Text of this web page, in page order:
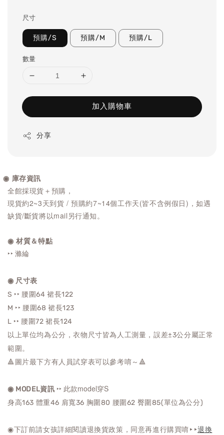
尺寸
預購/S 預購/M 預購/L
數量
加入購物車
分享
庫存資訊
全館採現貨＋預購，
現貨約2~3天到貨 / 預購約7~14個工作天(皆不含例假日)，如遇
缺貨/斷貨將以mail另行通知。
◉ 材質＆特點
‣‣ 滌綸
◉ 尺寸表
S ‣‣ 腰圍64 裙長122
M ‣‣ 腰圍68 裙長123
L ‣‣ 腰圍72裙長124
以上單位均為公分，衣物尺寸皆為人工測量，誤差±3公分屬正常
範圍。
🔺圖片最下方有人員試穿表可以參考唷～🔺
◉ MODEL資訊 ‣‣ 此款model穿S
身高163 體重46 肩寬36 胸圍80 腰圍62 臀圍85(單位為公分)
◉下訂前請女孩詳細閱讀退換貨政策，同意再進行購買唷‣‣退換